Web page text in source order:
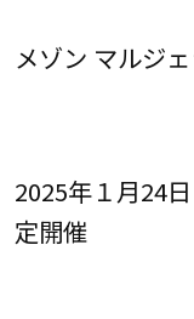
メゾン マルジ
2025年１月24
定開催